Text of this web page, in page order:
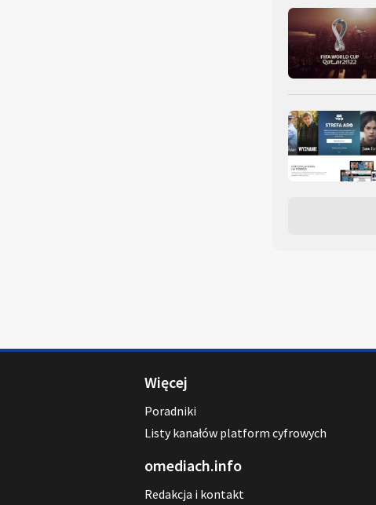
Więcej
Poradniki
Listy kanałów platform cyfrowych
omediach.info
Redakcja i kontakt